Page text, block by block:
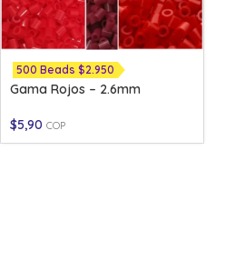
500 Beads $2.950
Gama Rojos – 2.6mm
$5,90 COP